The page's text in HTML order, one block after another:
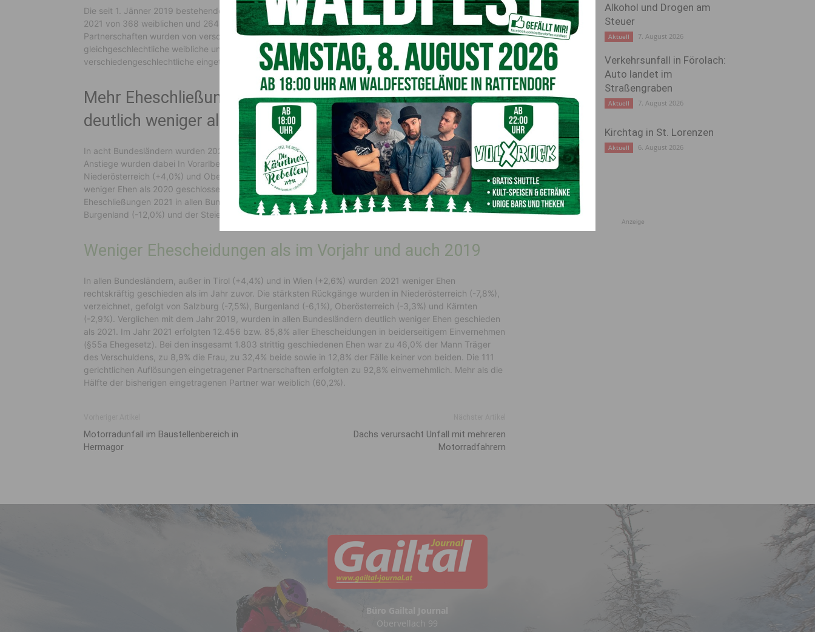
Die seit 1. Jänner 2019 bestehende Möglichkeit einer gleichgeschlechtlichen Eheschließung wurde im Jahr
2021 von 368 weiblichen und 264 männlichen Ehepaaren wahrgenommen. 1.298 eingetragene
Partnerschaften wurden von verschiedengeschlechtlichen Partner:innen eingegangen. 2021 wurden 29
gleichgeschlechtliche weibliche und 6 männliche Paare rechtskräftig geschieden. Zudem wurden 23
verschiedengeschlechtliche eingetragene Partnerschaften aufgelöst.
Mehr Eheschließungen als im Vorjahr, aber weiterhin
deutlich weniger als 2019
In acht Bundesländern wurden 2021 wieder mehr Ehen geschlossen als im Jahr davor. Die stärksten
Anstiege wurden dabei In Vorarlberg (+8,1%) verzeichnet, gefolgt von Wien (+6,4%), Salzburg (+5,3%),
Niederösterreich (+4,0%) und Oberösterreich (+3,5%). Nur in der Steiermark (-0,3%) wurden 2021
weniger Ehen als 2020 geschlossen. Verglichen mit dem Jahr 2019 war die Zahl der standesamtlichen
Eheschließungen 2021 in allen Bundesländern niedriger, am deutlichsten in Wien (-18,1%), gefolgt vom
Burgenland (-12,0%) und der Steiermark (-11,4%) registriert.
Weniger Ehescheidungen als im Vorjahr und auch 2019
In allen Bundesländern, außer in Tirol (+4,4%) und in Wien (+2,6%) wurden 2021 weniger Ehen
rechtskräftig geschieden als im Jahr zuvor. Die stärksten Rückgänge wurden in Niederösterreich (-7,8%),
verzeichnet, gefolgt von Salzburg (-7,5%), Burgenland (-6,1%), Oberösterreich (-3,3%) und Kärnten
(-2,9%). Verglichen mit dem Jahr 2019, wurden in allen Bundesländern deutlich weniger Ehen geschieden
als 2021. Im Jahr 2021 erfolgten 12.456 bzw. 85,8% aller Ehescheidungen in beiderseitigem Einvernehmen
(§55a Ehegesetz). Bei den insgesamt 1.803 strittig geschiedenen Ehen war zu 46,0% der Mann Träger
des Verschuldens, zu 8,9% die Frau, zu 32,4% beide sowie in 12,8% der Fälle keiner von beiden. Die 111
gerichtlichen Auflösungen eingetragener Partnerschaften erfolgten zu 92,8% einvernehmlich. Mehr als die
Hälfte der bisherigen eingetragenen Partner war weiblich (60,2%).
Motorradunfall im Baustellenbereich in
Hermagor
Dachs verursacht Unfall mit mehreren
Motorradfahrern
Alkohol und Drogen am
Steuer
Aktuell 7. August 2026
Verkehrsunfall in Förolach:
Auto landet im
Straßengraben
Aktuell 7. August 2026
Kirchtag in St. Lorenzen
Aktuell 6. August 2026
Anzeige
Büro Gailtal Journal
Obervellach 99